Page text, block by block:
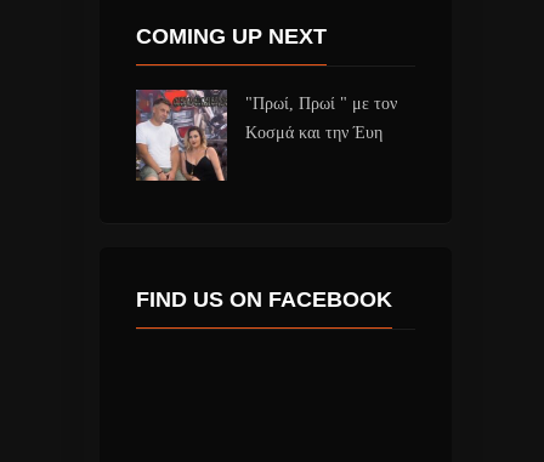
COMING UP NEXT
"Πρωί, Πρωί " με τον
Κοσμά και την Έυη
FIND US ON FACEBOOK